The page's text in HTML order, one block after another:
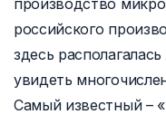
производство
российского
здесь
увидеть
Самый известный –